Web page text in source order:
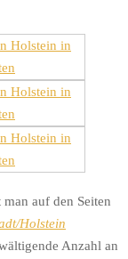
auf den Seiten
Holstein
Anzahl an